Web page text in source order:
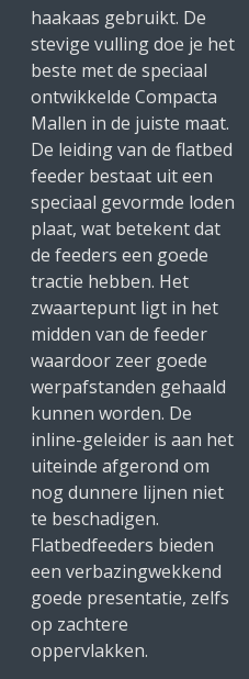
haakaas gebruikt. De
stevige vulling doe je het
beste met de speciaal
ontwikkelde Compacta
Mallen in de juiste maat.
De leiding van de flatbed
feeder bestaat uit een
speciaal gevormde loden
plaat, wat betekent dat
de feeders een goede
tractie hebben. Het
zwaartepunt ligt in het
midden van de feeder
waardoor zeer goede
werpafstanden gehaald
kunnen worden. De
inline-geleider is aan het
uiteinde afgerond om
nog dunnere lijnen niet
te beschadigen.
Flatbedfeeders bieden
een verbazingwekkend
goede presentatie, zelfs
op zachtere
oppervlakken.